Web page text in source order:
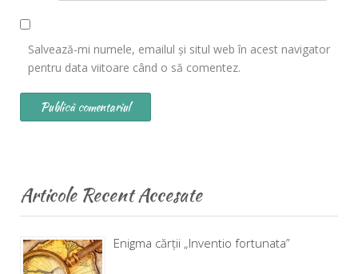
Salvează-mi numele, emailul și situl web în acest navigator
pentru data viitoare când o să comentez.
Articole Recent Accesate
Enigma cărţii „Inventio fortunata”